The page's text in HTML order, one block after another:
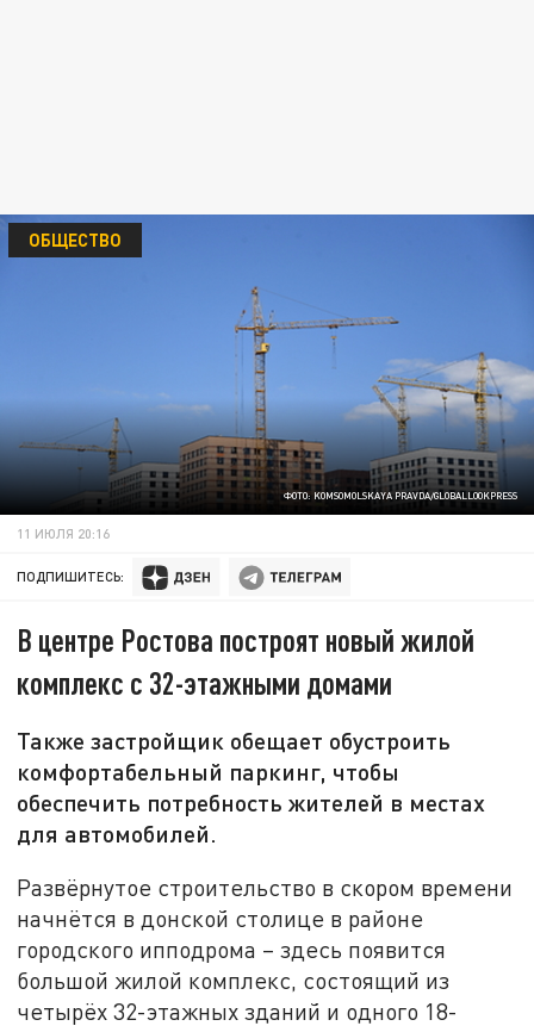
ФОТО: KOMSOMOLSKAYA PRAVDA/GLOBALLOOKPRESS
ОБЩЕСТВО
11 ИЮЛЯ 20:16
ПОДПИШИТЕСЬ:
В центре Ростова построят новый жилой
комплекс с 32-этажными домами
Также застройщик обещает обустроить
комфортабельный паркинг, чтобы
обеспечить потребность жителей в местах
для автомобилей.
Развёрнутое строительство в скором времени
начнётся в донской столице в районе
городского ипподрома – здесь появится
большой жилой комплекс, состоящий из
четырёх 32-этажных зданий и одного 18-